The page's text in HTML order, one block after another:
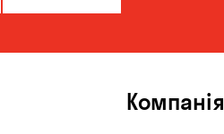
Горенка
Компанія